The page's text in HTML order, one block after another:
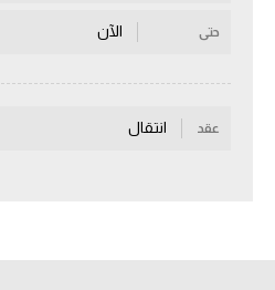
سعودي في الجول
الدوري الإسباني
حتى الآن
عقد انتقال